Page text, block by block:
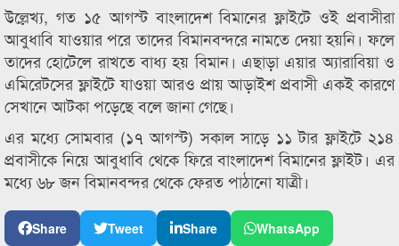
উল্লেখ্য, গত ১৫ আগস্ট বাংলাদেশ বিমানের ফ্লাইটে ওই প্রবাসীরা
আবুধাবি যাওয়ার পরে তাদের বিমানবন্দরে নামতে দেয়া হয়নি। ফলে
তাদের হোটেলে রাখতে বাধ্য হয় বিমান। এছাড়া এয়ার অ্যারাবিয়া ও
এমিরেটসের ফ্লাইটে যাওয়া আরও প্রায় আড়াইশ প্রবাসী একই কারণে
সেখানে আটকা পড়েছে বলে জানা গেছে।
এর মধ্যে সোমবার (১৭ আগস্ট) সকাল সাড়ে ১১ টার ফ্লাইটে ২১৪
প্রবাসীকে নিয়ে আবুধাবি থেকে ফিরে বাংলাদেশ বিমানের ফ্লাইট। এর
মধ্যে ৬৮ জন বিমানবন্দর থেকে ফেরত পাঠানো যাত্রী।
Share Tweet Share
WhatsApp